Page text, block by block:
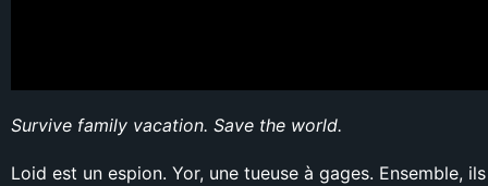
Survive family vacation. Save the world.
Loid est un espion. Yor, une tueuse à gages. Ensemble, ils